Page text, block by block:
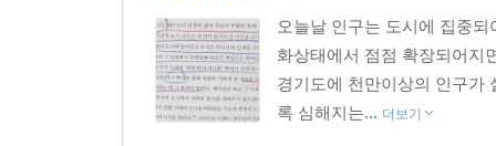
오늘날 인구는 도시에 집중
화상태에서 점점 확장되어지
경기도에 천만이상의 인구가
록 심해지는... 더보기